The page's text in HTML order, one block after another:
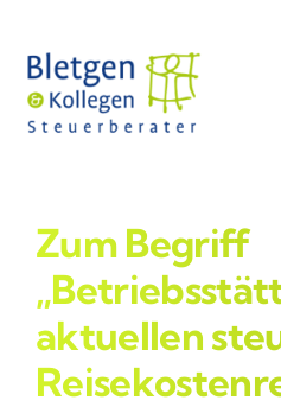
Inhalt
springen
Profil
Leistungen
Zum Begriff
aktuellen